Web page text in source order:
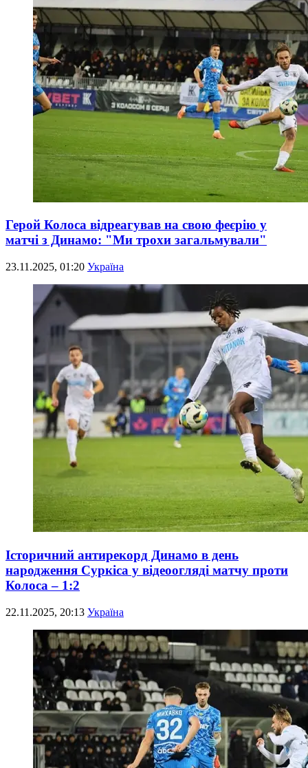
Герой Колоса відреагував на свою феєрію у
матчі з Динамо: "Ми трохи загальмували"
23.11.2025, 01:20 Україна
Історичний антирекорд Динамо в день
народження Суркіса у відеоогляді матчу проти
Колоса – 1:2
22.11.2025, 20:13 Україна